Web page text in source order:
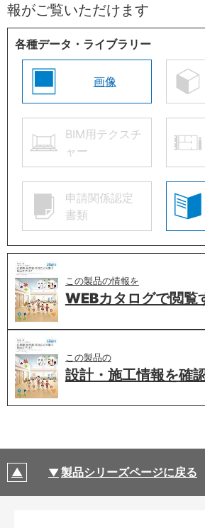
報がご覧いただけます
各種データ・ライブラリー
画像
BIM用テクスチ
ャー
申請関係認定
書類
この製品の情報を
WEBカタログで閲覧
この製品の
設計・施工情報を確
製品シリーズページに戻る